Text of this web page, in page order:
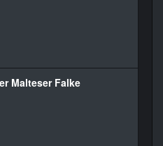
Malteser Falke